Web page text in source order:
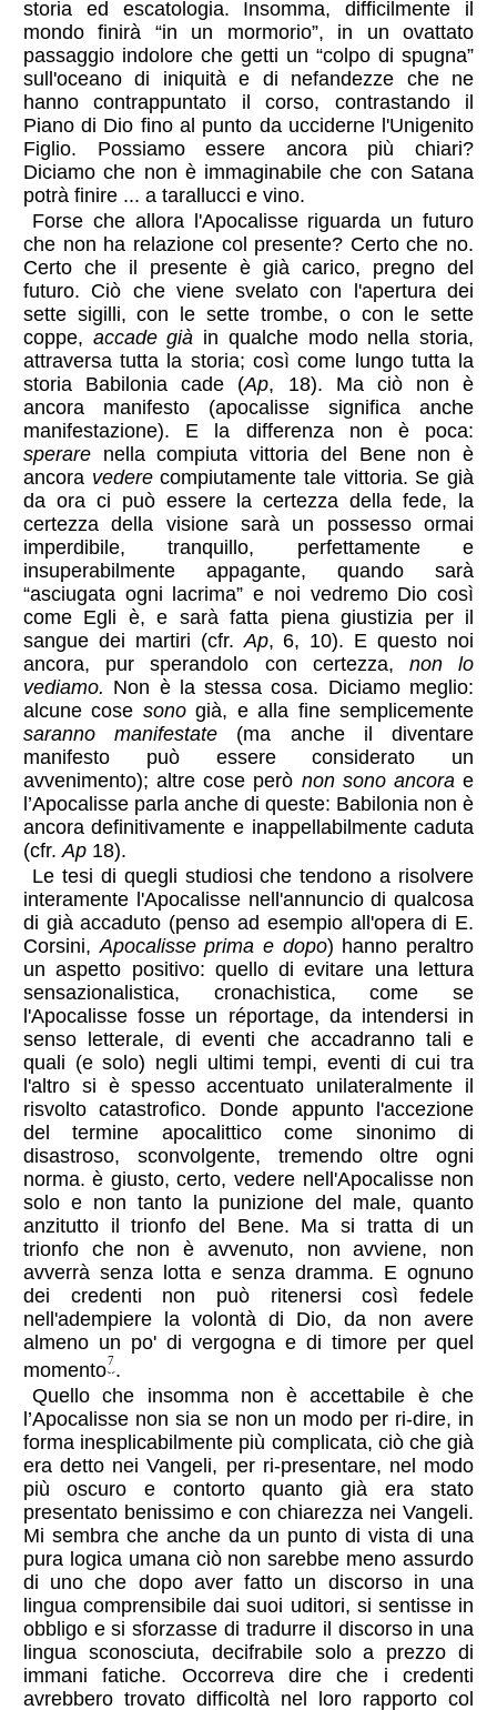
storia ed escatologia. Insomma, difficilmente il
mondo finirà “in un mormorio”, in un ovattato
passaggio indolore che getti un “colpo di spugna”
sull'oceano di iniquità e di nefandezze che ne
hanno contrappuntato il corso, contrastando il
Piano di Dio fino al punto da ucciderne l'Unigenito
Figlio. Possiamo essere ancora più chiari?
Diciamo che non è immaginabile che con Satana
potrà finire ... a tarallucci e vino.
Forse che allora l'Apocalisse riguarda un futuro
che non ha relazione col presente? Certo che no.
Certo che il presente è già carico, pregno del
futuro. Ciò che viene svelato con l'apertura dei
sette sigilli, con le sette trombe, o con le sette
coppe, accade già in qualche modo nella storia,
attraversa tutta la storia; così come lungo tutta la
storia Babilonia cade (Ap, 18). Ma ciò non è
ancora manifesto (apocalisse significa anche
manifestazione). E la differenza non è poca:
sperarenella compiuta vittoria del Bene non è
ancora vederecompiutamente tale vittoria. Se già
da ora ci può essere la certezza della fede, la
certezza della visione sarà un possesso ormai
imperdibile, tranquillo, perfettamente e
insuperabilmente appagante, quando sarà
“asciugata ogni lacrima” e noi vedremo Dio così
come Egli è, e sarà fatta piena giustizia per il
sangue dei martiri (cfr. Ap, 6, 10). E questo noi
ancora, pur sperandolo con certezza, non lo
vediamo. Non è la stessa cosa. Diciamo meglio:
alcune cose sonogià, e alla fine semplicemente
saranno manifestate (ma anche il diventare
manifesto può essere considerato un
avvenimento); altre cose però non sono ancora e
l’Apocalisse parla anche di queste: Babilonia non è
ancora definitivamente e inappellabilmente caduta
(cfr. Ap18).
Le tesi di quegli studiosi che tendono a risolvere
interamente l'Apocalisse nell'annuncio di qualcosa
di già accaduto (penso ad esempio all'opera di E.
Corsini, Apocalisse prima e dopo) hanno peraltro
un aspetto positivo: quello di evitare una lettura
sensazionalistica, cronachistica, come se
l'Apocalisse fosse un réportage, da intendersi in
senso letterale, di eventi che accadranno tali e
quali (e solo) negli ultimi tempi, eventi di cui tra
l'altro si è spesso accentuato unilateralmente il
risvolto catastrofico. Donde appunto l'accezione
del termine apocalittico come sinonimo di
disastroso, sconvolgente, tremendo oltre ogni
norma. è giusto, certo, vedere nell'Apocalisse non
solo e non tanto la punizione del male, quanto
anzitutto il trionfo del Bene. Ma si tratta di un
trionfo che non è avvenuto, non avviene, non
avverrà senza lotta e senza dramma. E ognuno
dei credenti non può ritenersi così fedele
nell'adempiere la volontà di Dio, da non avere
almeno un po' di vergogna e di timore per quel
momento7.
Quello che insomma non è accettabile è che
l’Apocalisse non sia se non un modo per ri-dire, in
forma inesplicabilmente più complicata, ciò che già
era detto nei Vangeli, per ri-presentare, nel modo
più oscuro e contorto quanto già era stato
presentato benissimo e con chiarezza nei Vangeli.
Mi sembra che anche da un punto di vista di una
pura logica umana ciò non sarebbe meno assurdo
di uno che dopo aver fatto un discorso in una
lingua comprensibile dai suoi uditori, si sentisse in
obbligo e si sforzasse di tradurre il discorso in una
lingua sconosciuta, decifrabile solo a prezzo di
immani fatiche. Occorreva dire che i credenti
avrebbero trovato difficoltà nel loro rapporto col